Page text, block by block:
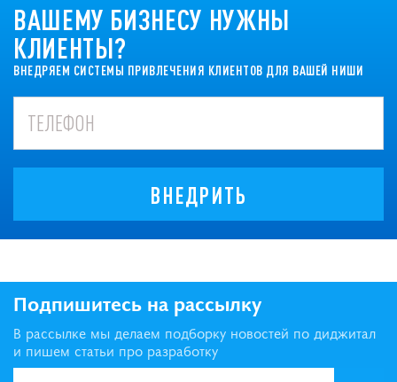
ВАШЕМУ БИЗНЕСУ НУЖНЫ
КЛИЕНТЫ?
ВНЕДРЯЕМ СИСТЕМЫ ПРИВЛЕЧЕНИЯ КЛИЕНТОВ ДЛЯ ВАШЕЙ НИШИ
ВНЕДРИТЬ
Подпишитесь на рассылку
В рассылке мы делаем подборку новостей по диджитал
и пишем статьи про разработку